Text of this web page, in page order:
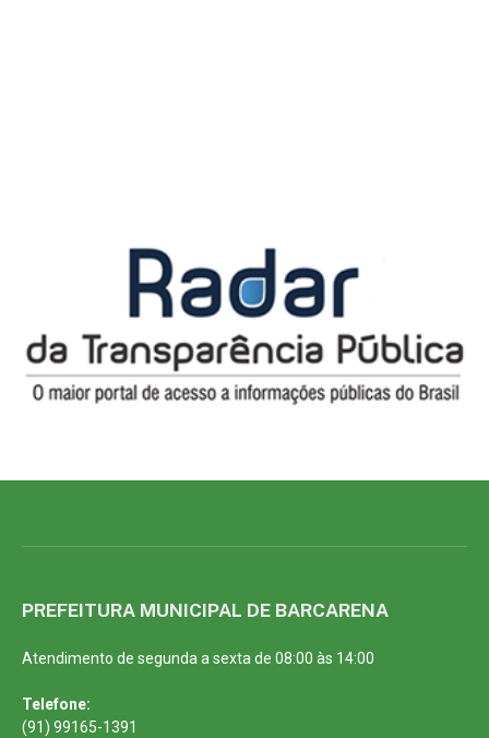
PREFEITURA MUNICIPAL DE BARCARENA
Atendimento de segunda a sexta de 08:00 às 14:00
Telefone:
(91) 99165-1391